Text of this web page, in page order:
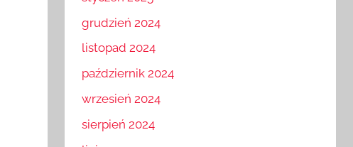
styczeń 2025
grudzień 2024
listopad 2024
październik 2024
sierpień 2024